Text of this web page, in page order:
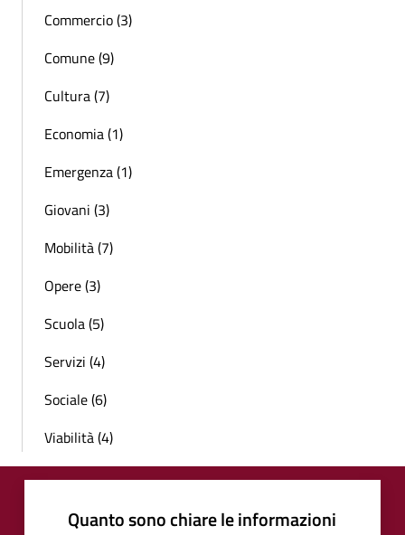
Commercio (3)
Comune (9)
Cultura (7)
Economia (1)
Emergenza (1)
Giovani (3)
Mobilità (7)
Opere (3)
Scuola (5)
Servizi (4)
Sociale (6)
Viabilità (4)
Quanto sono chiare le informazioni